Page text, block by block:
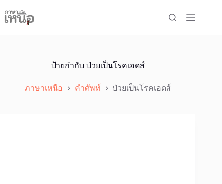
to
content
ป้ายกำกับ ป่วยเป็นโรคเอดส์
ภาษาเหนือ คำศัพท์ ป่วยเป็นโรคเอดส์